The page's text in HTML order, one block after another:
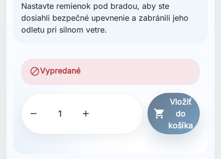
Nastavte remienok pod bradou, aby ste
dosiahli bezpečné upevnenie a zabránili jeho
odletu pri silnom vetre.
blockVypredané
  
Vložiť
do
košíka